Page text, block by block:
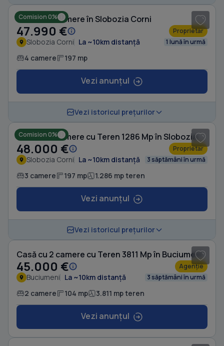
Comision 0%
Casă cu 4 camere în Slobozia Corni
47.990 € Proprietar
Slobozia Corni La ~10km distanță 1 lună în urmă
4 camere 197 mp
Vezi anunțul
Vezi istoricul prețurilor
Comision 0% Casă cu 3 camere cu Teren 1286 Mp în Slobozia Corni
48.000 € Proprietar
Slobozia Corni La ~10km distanță 3 săptămâni în urmă
3 camere 197 mp 1.286 mp teren
Vezi anunțul
Vezi istoricul prețurilor
Casă cu 2 camere cu Teren 3811 Mp în Buciumeni
45.000 € Agenție
Buciumeni La ~10km distanță 3 săptămâni în urmă
2 camere 104 mp 3.811 mp teren
Vezi anunțul